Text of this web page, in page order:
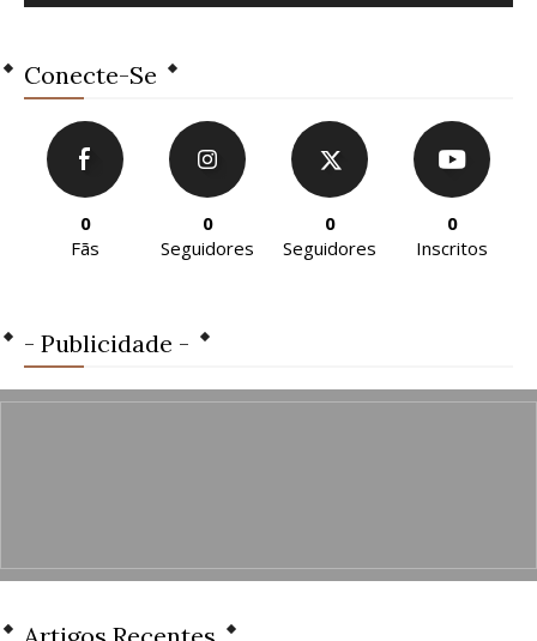
Conecte-Se
0
Fãs
0
Seguidores
0
Seguidores
0
Inscritos
- Publicidade -